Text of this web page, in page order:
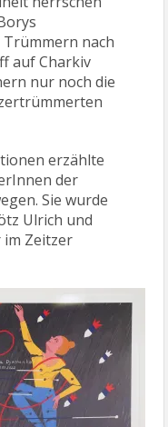
nach
auf Charkiv
nur noch die
erzählte
der
Sie wurde
Ulrich und
Zeitzer